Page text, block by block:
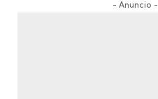
- Anuncio -